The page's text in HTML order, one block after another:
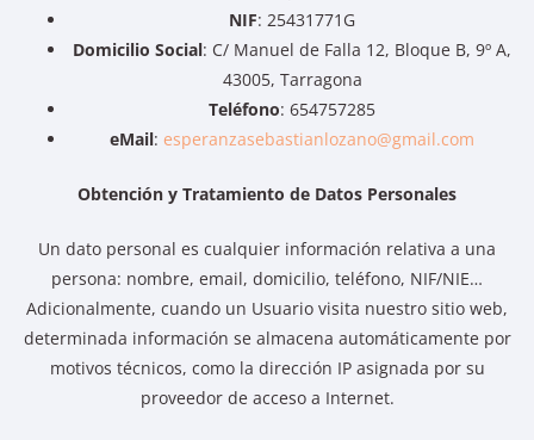
NIF: 25431771G
Domicilio Social: C/ Manuel de Falla 12, Bloque B, 9º A,
43005, Tarragona
Teléfono: 654757285
eMail: esperanzasebastianlozano@gmail.com
Obtención y Tratamiento de Datos Personales
Un dato personal es cualquier información relativa a una
persona: nombre, email, domicilio, teléfono, NIF/NIE…
Adicionalmente, cuando un Usuario visita nuestro sitio web,
determinada información se almacena automáticamente por
motivos técnicos, como la dirección IP asignada por su
proveedor de acceso a Internet.